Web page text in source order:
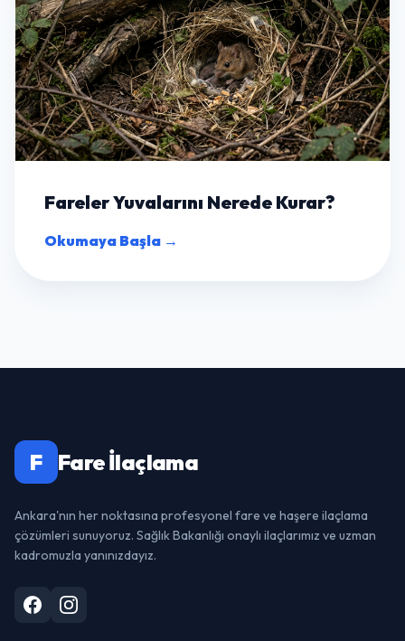
Fareler Yuvalarını Nerede Kurar?
Okumaya Başla →
F Fare İlaçlama
Ankara'nın her noktasına profesyonel fare ve haşere ilaçlama
çözümleri sunuyoruz. Sağlık Bakanlığı onaylı ilaçlarımız ve uzman
kadromuzla yanınızdayız.